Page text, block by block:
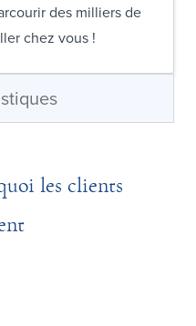
des milliers de
chez vous !
les clients